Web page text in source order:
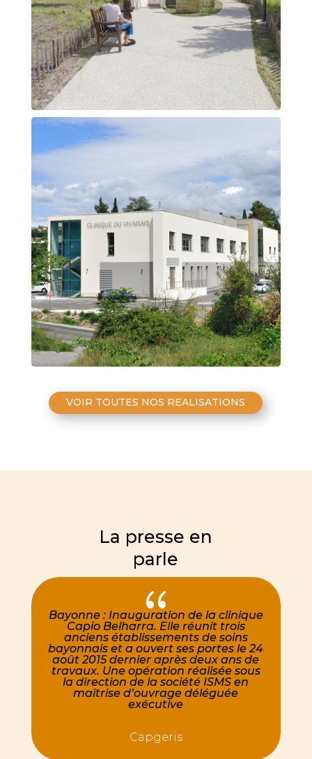
VOIR TOUTES NOS REALISATIONS
La presse en
parle
{
Bayonne : Inauguration de la clinique
Capio Belharra. Elle réunit trois
anciens établissements de soins
bayonnais et a ouvert ses portes le 24
août 2015 dernier après deux ans de
travaux. Une opération réalisée sous
la direction de la société ISMS en
maîtrise d’ouvrage déléguée
exécutive
Capgeris